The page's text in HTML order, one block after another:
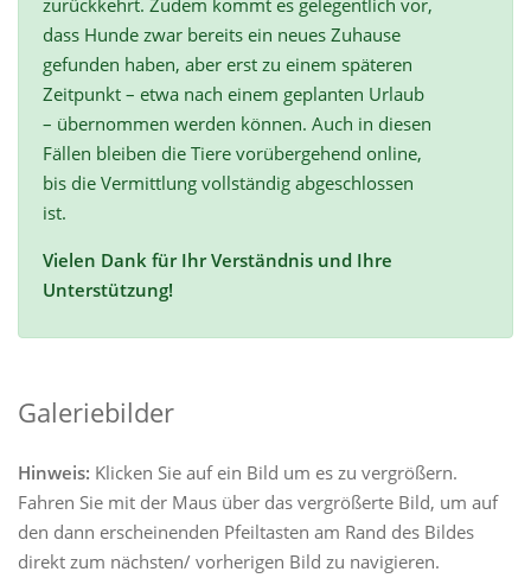
zurückkehrt. Zudem kommt es gelegentlich vor,
dass Hunde zwar bereits ein neues Zuhause
gefunden haben, aber erst zu einem späteren
Zeitpunkt – etwa nach einem geplanten Urlaub
– übernommen werden können. Auch in diesen
Fällen bleiben die Tiere vorübergehend online,
bis die Vermittlung vollständig abgeschlossen
ist.
Vielen Dank für Ihr Verständnis und Ihre
Unterstützung!
Galeriebilder
Hinweis: Klicken Sie auf ein Bild um es zu vergrößern.
Fahren Sie mit der Maus über das vergrößerte Bild, um auf
den dann erscheinenden Pfeiltasten am Rand des Bildes
direkt zum nächsten/ vorherigen Bild zu navigieren.